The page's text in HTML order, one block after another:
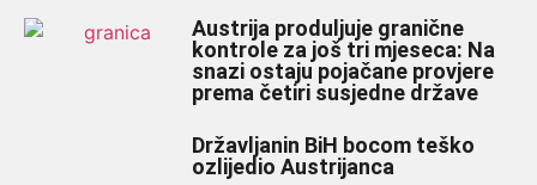
Austrija produljuje granične
kontrole za još tri mjeseca: Na
snazi ostaju pojačane provjere
prema četiri susjedne države
Državljanin BiH bocom teško
ozlijedio Austrijanca